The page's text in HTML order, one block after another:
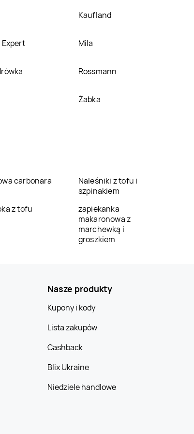
Kaufland
Expert Mila
Rossmann
Żabka
carbonara
Naleśniki z tofu i
szpinakiem
z tofu
zapiekanka
makaronowa z
marchewką i
groszkiem
Nasze produkty
Kupony i kody
Lista zakupów
Cashback
Blix Ukraine
Niedziele handlowe